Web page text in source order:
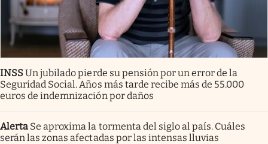
INSSUn jubilado pierde su pensión por un error de la
Seguridad Social. Años más tarde recibe más de 55.000
euros de indemnización por daños
Alerta Se aproxima la tormenta del siglo al país. Cuáles
serán las zonas afectadas por las intensas lluvias